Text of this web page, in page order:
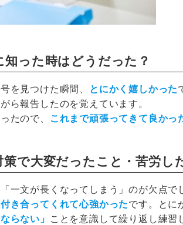
知った時はどうだった？
を見つけた瞬間、 とにかく嬉しかった
ら報告したのを覚えています。
たので、 これまで頑張ってきて良かっ
策で大変だったこと・苦労し
一文が長くなってしまう」のが欠点で
き合ってくれて心強かったです。とに
らない」
ことを意識して繰り返し練習